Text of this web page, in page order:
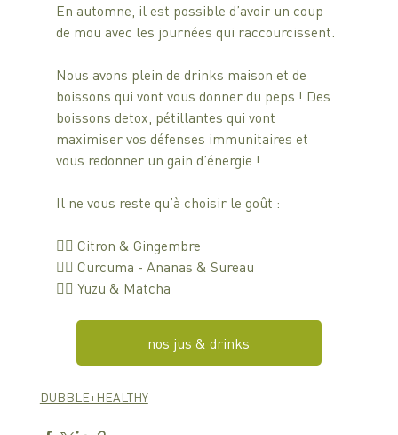
En automne, il est possible d’avoir un coup
de mou avec les journées qui raccourcissent.
Nous avons plein de drinks maison et de
boissons qui vont vous donner du peps ! Des
boissons detox, pétillantes qui vont
maximiser vos défenses immunitaires et
vous redonner un gain d’énergie !
Il ne vous reste qu’à choisir le goût :
👉🏼 Citron & Gingembre
👉🏼 Curcuma - Ananas & Sureau
👉🏼 Yuzu & Matcha
nos jus & drinks
DUBBLE+HEALTHY